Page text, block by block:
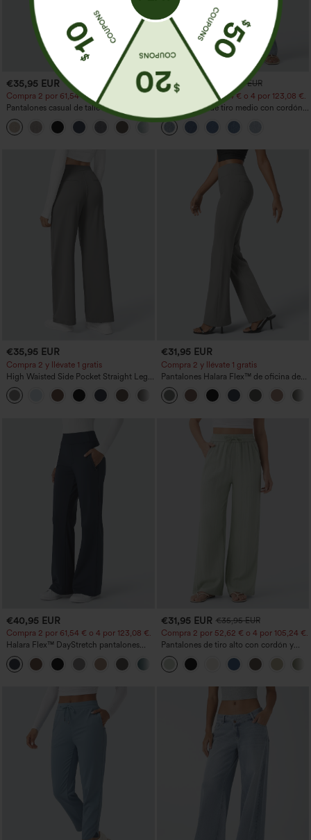
€35,95 EUR
Compra 2 por 61,54 € o 4 por 123,08 €.
Pantalones casual de talle alto y pierna
recta con tacto de lino y bolsillos
+5
€44,95 EUR
€49,95 EUR
Compra 2 por 61,54 € o 4 por 123,08 €.
Jeans casual de tiro medio con cordón y
bolsillos
€35,95 EUR
Compra 2 y llévate 1 gratis
High Waisted Side Pocket Straight Leg
Work Pants
+23
€31,95 EUR
Compra 2 y llévate 1 gratis
Pantalones Halara Flex™ de oficina de
tiro alto ligeramente acampanados con
bolsillos
€40,95 EUR
Compra 2 por 61,54 € o 4 por 123,08 €.
Halara Flex™ DayStretch pantalones
acampanados de trabajo de tiro medio
con bolsillo lateral con cremallera
€31,95 EUR €35,95 EUR
Compra 2 por 52,62 € o 4 por 105,24 €.
Pantalones de tiro alto con cordón y
bolsillos, pernera ancha, holgados y de
estilo casual con tacto de lino.